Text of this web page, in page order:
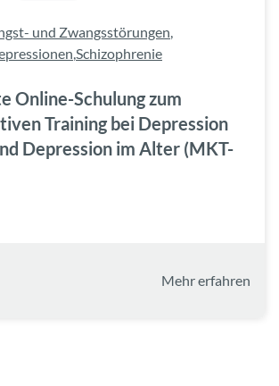
und Zwangsstörungen,
,Schizophrenie
Online-Schulung zum
Training bei Depression
Depression im Alter (MKT-
Mehr erfahren